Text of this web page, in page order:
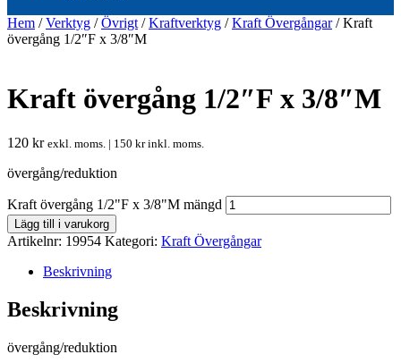
Hem /Verktyg /Övrigt /Kraftverktyg /Kraft Övergångar/ Kraft
övergång 1/2″F x 3/8″M
Kraft övergång 1/2″F x 3/8″M
120 kr exkl. moms. | 150 krinkl. moms.
övergång/reduktion
Kraft övergång 1/2"F x 3/8"M mängd
Lägg till i varukorg
Artikelnr: 19954 Kategori: Kraft Övergångar
Beskrivning
Beskrivning
övergång/reduktion